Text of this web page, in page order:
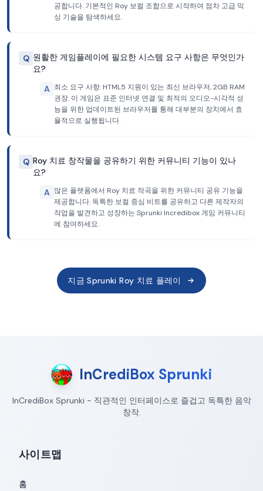
공합니다. 기본적인 Roy 보컬 조합으로 시작하여 점차 고급 믹
싱 기술을 탐색하세요.
Q 원활한 게임플레이에 필요한 시스템 요구 사항은 무엇인가
요?
A 최소 요구 사항: HTML5 지원이 있는 최신 브라우저, 2GB RAM
권장. 이 게임은 표준 인터넷 연결 및 최적의 오디오-시각적 성
능을 위한 업데이트된 브라우저를 통해 대부분의 장치에서 효
율적으로 실행됩니다.
Q Roy 치료 창작물을 공유하기 위한 커뮤니티 기능이 있나
요?
A 많은 플랫폼에서 Roy 치료 작곡을 위한 커뮤니티 공유 기능을
제공합니다. 독특한 보컬 중심 비트를 공유하고 다른 제작자의
작업을 발견하고 성장하는 Sprunki Incredibox 게임 커뮤니티
에 참여하세요.
지금 Sprunki Roy 치료 플레이
InCrediBox Sprunki
InCrediBox Sprunki - 직관적인 인터페이스로 즐겁고 독특한 음악
창작.
사이트맵
홈